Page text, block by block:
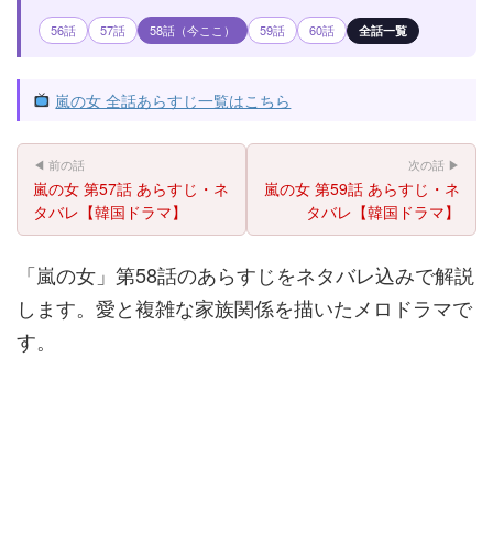
56話 57話 58話（今ここ） 59話 60話 全話一覧
嵐の女 全話あらすじ一覧はこちら
◀ 前の話
嵐の女 第57話 あらすじ・ネ
タバレ【韓国ドラマ】
次の話 ▶
嵐の女 第59話 あらすじ・ネ
タバレ【韓国ドラマ】
「嵐の女」第58話のあらすじをネタバレ込みで解説
します。愛と複雑な家族関係を描いたメロドラマで
す。